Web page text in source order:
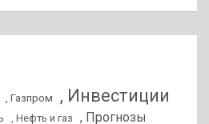
, Газпром , Инвестиции
, Нефть и газ , Прогнозы